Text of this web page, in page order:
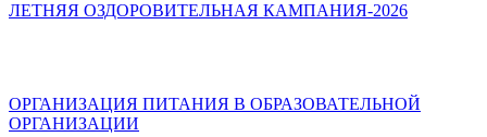
ЛЕТНЯЯ ОЗДОРОВИТЕЛЬНАЯ КАМПАНИЯ-2026
ОРГАНИЗАЦИЯ ПИТАНИЯ В ОБРАЗОВАТЕЛЬНОЙ
ОРГАНИЗАЦИИ